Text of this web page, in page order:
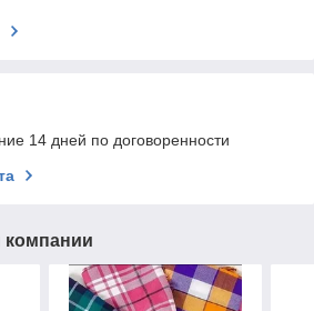
14 дней по договоренности